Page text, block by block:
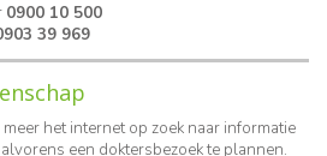
0900 10 500
39 969
het internet op zoek naar informatie
een doktersbezoek te plannen.